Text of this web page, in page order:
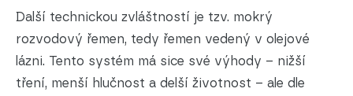
Další technickou zvláštností je tzv. mokrý
rozvodový řemen, tedy řemen vedený v olejové
lázni. Tento systém má sice své výhody – nižší
tření, menší hlučnost a delší životnost – ale dle